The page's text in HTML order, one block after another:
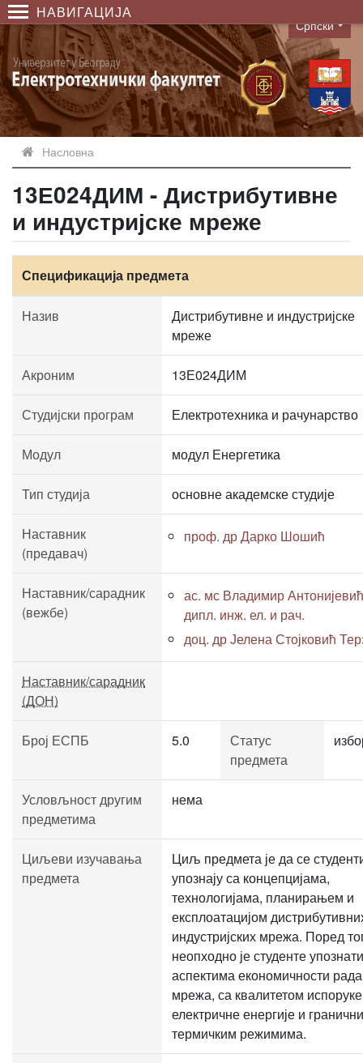
НАВИГАЦИЈА
Language
Српски
Насловна
13Е024ДИМ - Дистрибутивне
и индустријске мреже
Спецификација предмета
Назив
Дистрибутивне и индустријске
мреже
Акроним 13Е024ДИМ
Студијски програм Електротехника и рачунарство
Модул модул Енергетика
Тип студија основне академске студије
Наставник
(предавач)
проф. др Дарко Шошић
Наставник/сарадник
(вежбе)
ас. мс Владимир
дипл. инж. ел. и рач.
доц. др Јелена Стојковић
Наставник/сарадник
(ДОН)
Број ЕСПБ 5.0
Статус
предмета
Условљност другим
предметима
нема
Циљеви изучавања
предмета
Циљ предмета је да се
упознају са концепцијама,
технологијама, планирањем и
експлоатацијом
индустријских мрежа. Поред
неопходно је студенте
аспектима економичности рада
мрежа, са квалитетом испоруке
електричне енергије и
термичким режимима.